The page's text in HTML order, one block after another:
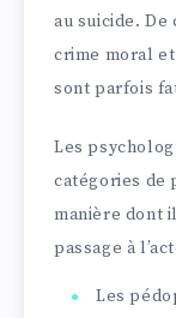
au suicide.
crime moral
sont parfois
Les
catégories de
manière dont
passage à
Les